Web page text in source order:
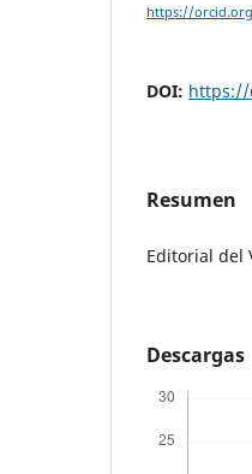
https://
DOI: https://
Resumen
Editorial del
Descargas